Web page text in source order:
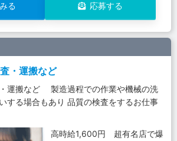
る 応募する
・運搬など
運搬など 製造過程での作業や機械の洗
する場合もあり 品質の検査をするお仕事
高時給1,600円 超有名店で爆